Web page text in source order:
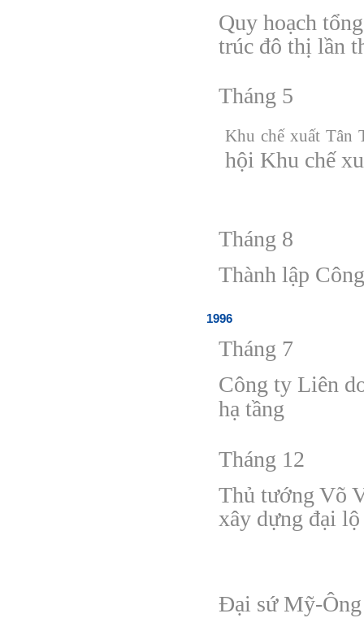
Quy hoạch
trúc đô thị lần
Tháng 5
Khu chế xuất Tân
hội Khu chế
Tháng 8
Thành lập
1996
Tháng 7
Công ty Liên
hạ tầng
Tháng 12
Thủ tướng Võ
xây dựng đại lộ
Đại sứ Mỹ-